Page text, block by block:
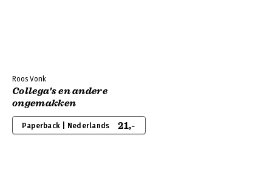
Roos Vonk
Collega's en andere
ongemakken
Paperback | Nederlands 21,-